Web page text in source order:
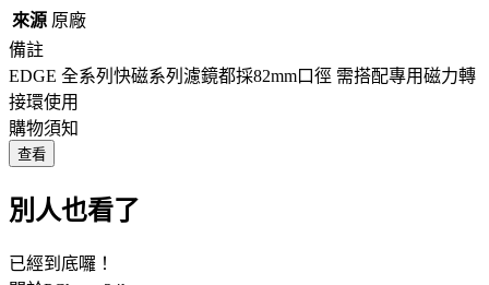
來源 原廠
備註
EDGE 全系列快磁系列濾鏡都採82mm口徑 需搭配專用磁力轉
接環使用
購物須知
查看
別人也看了
已經到底囉！